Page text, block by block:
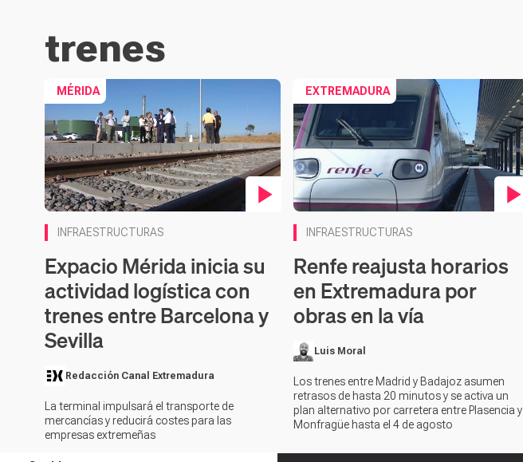
trenes
MÉRIDA
INFRAESTRUCTURAS
Expacio Mérida inicia su
actividad logística con
trenes entre Barcelona y
Sevilla
Redacción Canal Extremadura
La terminal impulsará el transporte de
mercancías y reducirá costes para las
empresas extremeñas
EXTREMADURA
INFRAESTRUCTURAS
Renfe reajusta horarios
en Extremadura por
obras en la vía
Luis Moral
Los trenes entre Madrid y Badajoz asumen
retrasos de hasta 20 minutos y se activa un
plan alternativo por carretera entre Plasencia y
Monfragüe hasta el 4 de agosto